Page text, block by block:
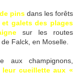
pins dans les forêts
et galets des plages
sur les routes
Falck, en Moselle.
aux champignons,
leur cueillette aux «